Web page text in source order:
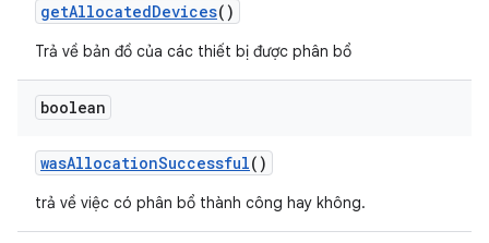
getAllocatedDevices()
Trả về bản đồ của các thiết bị được phân bổ
boolean
wasAllocationSuccessful()
trả về việc có phân bổ thành công hay không.